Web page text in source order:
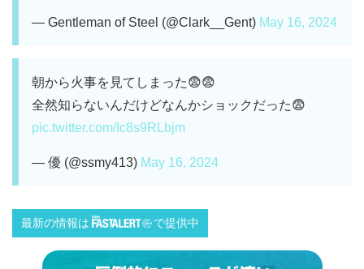
— Gentleman of Steel (@Clark__Gent) May 16, 2024
朝から火事を見てしまった😨😨
全然知らないんだけどなんかショックだった😨
pic.twitter.com/Ic8s9RLbjm
— 優 (@ssmy413) May 16, 2024
最新の情報は で提供中